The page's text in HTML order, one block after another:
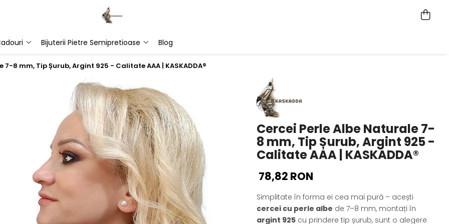
Bijuterii Pietre Semipretioase Blog
7-8 mm, Tip Șurub, Argint 925 - Calitate AAA | KASKADDA®
Cercei Perle Albe Naturale 7-
8 mm, Tip Șurub, Argint 925 -
Calitate AAA | KASKADDA®
78,82 RON
Simplitate în forma ei cea mai pură – acești
cercei cu perle albe de 7–8 mm, montați în
argint 925 cu prindere tip șurub, sunt o alegere